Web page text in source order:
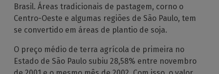
Brasil. Áreas tradicionais de pastagem, corno o
Centro-Oeste e algumas regiões de São Paulo, tem
se convertido em áreas de plantio de soja.
O preço médio de terra agrícola de primeira no
Estado de São Paulo subiu 28,58% entre novembro